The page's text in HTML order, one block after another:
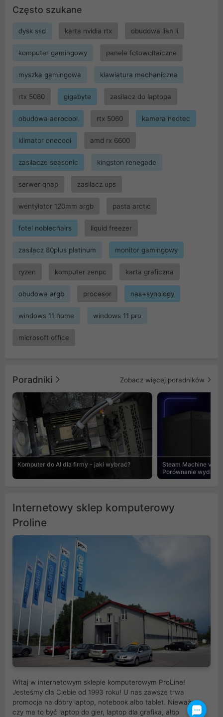
Często szukane
dysk ssd karta nvidia rtx obudowa lian li
komputer gamingowy panele fotowoltaiczne
myszka gamingowa klawiatura mechaniczna
rtx 5080 gigabyte zasilacz do laptopa
obudowa aerocool rtx 5060 kamera neotec
klimator onecool amd rx 6600
zasilacze seasonic kingston renegade
serwer qnap zasilacz ups
wentylator 120mm argb pasta arctic
fotel noblechairs liquid freezer
zasilacz 80plus platinum monitor gamingowy
ryzen komputer zenpc karta graficzna
obudowa argb procesor nas+synology
windows 11 home windows 11 pro
microsoft office
Poradniki Zobacz więcej poradników
Komputer do AI dla firmy - jaki wybrać?
Steam Machine vs
Porównanie
Internetowy sklep komputerowy
Proline
Witaj w internetowym sklepie komputerowym ProLine!
Jesteśmy dla Ciebie od 1993 roku! U nas zawsze trwa
promocja na dobry laptop, notebook albo tablet. Nieważne
czy ma to być laptop do gier, laptop dla grafika, albo